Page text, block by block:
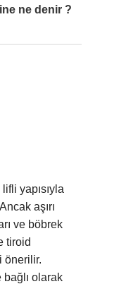
ne denir ?
yapısıyla
aşırı
ve böbrek
tiroid
önerilir.
olarak